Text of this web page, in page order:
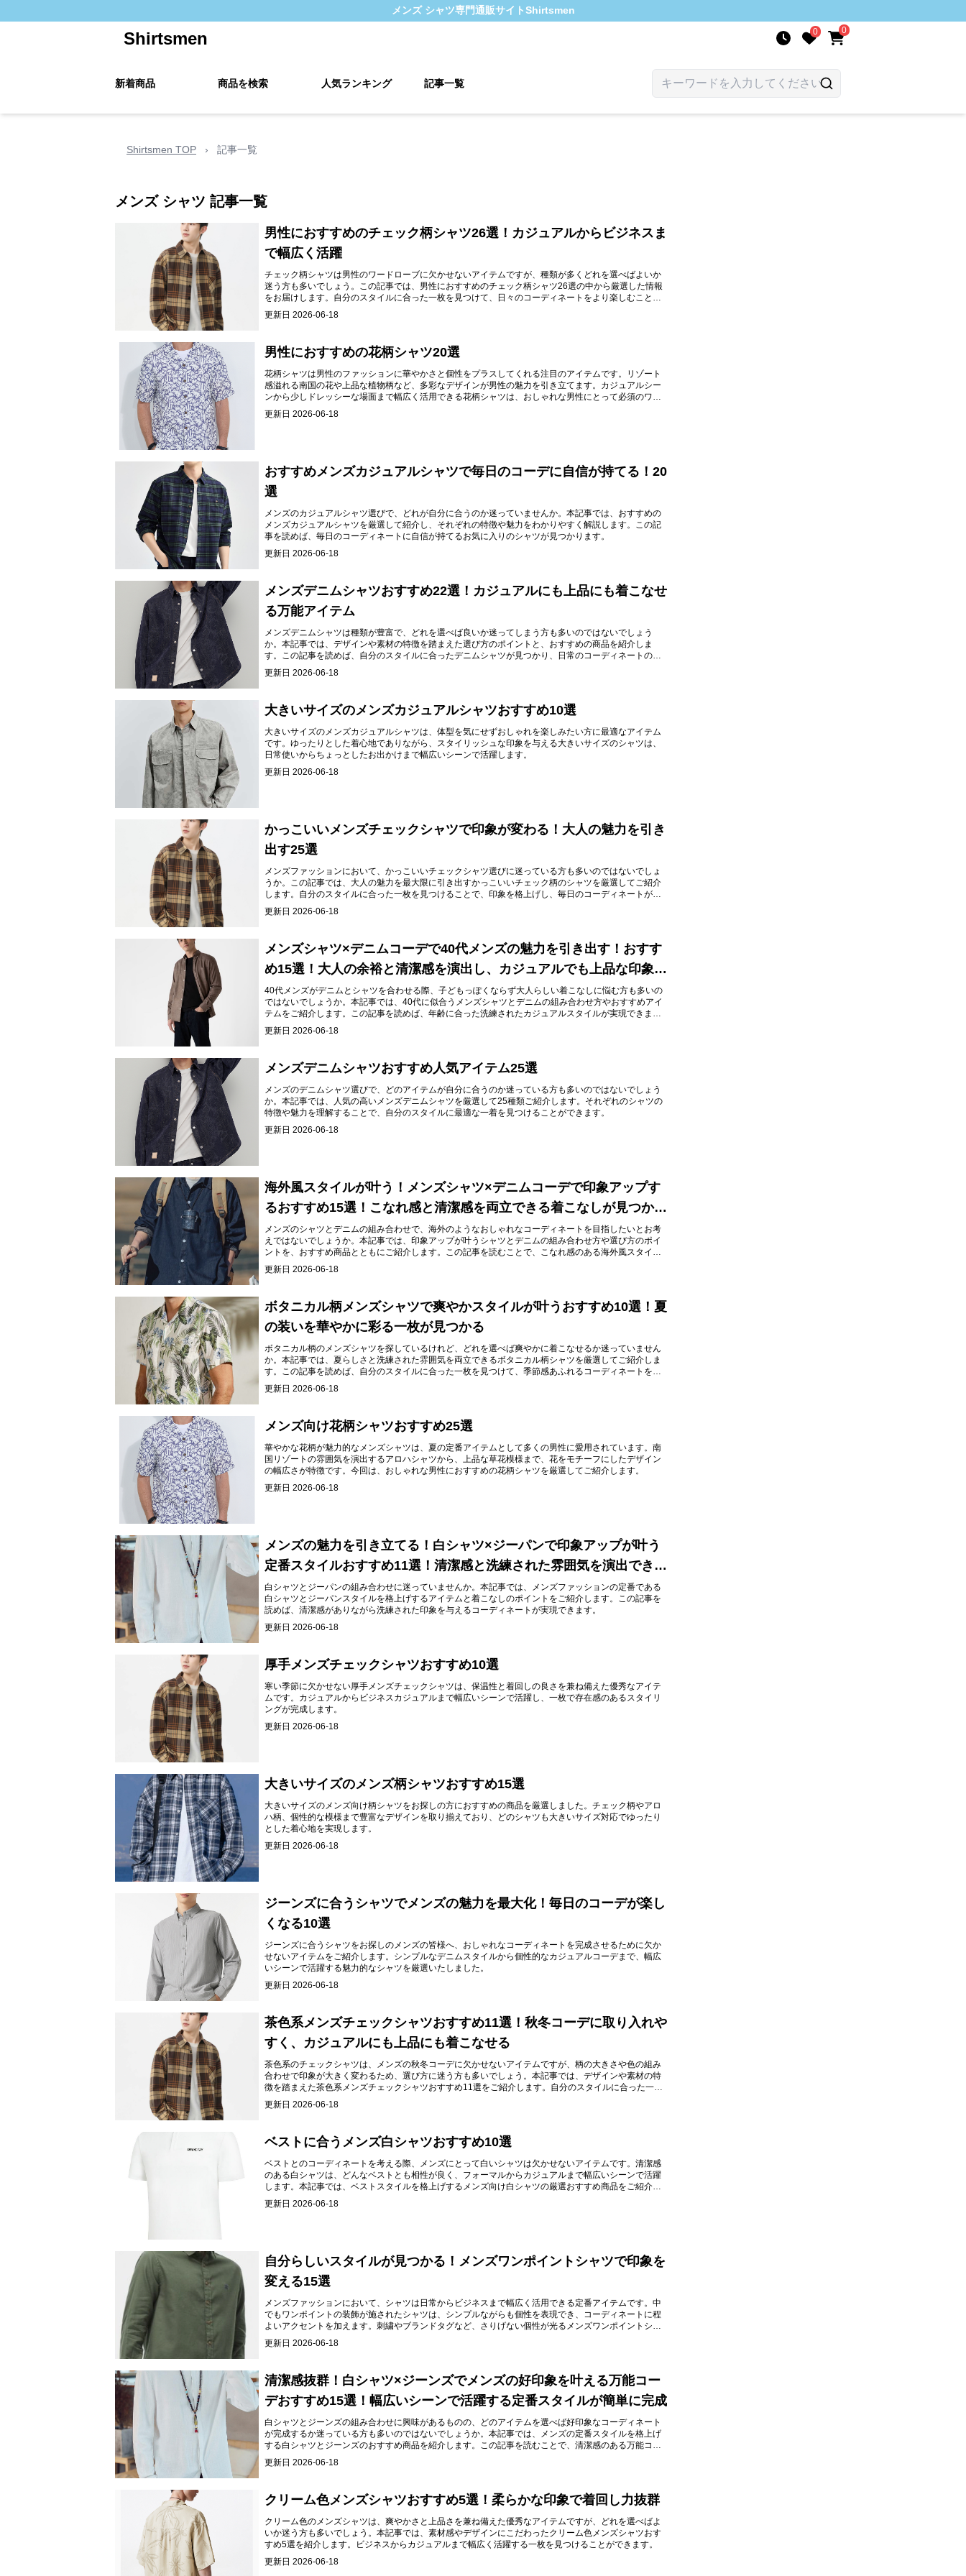
メンズ シャツ専門通販サイトShirtsmen
Shirtsmen 0 0
新着商品 商品を検索 人気ランキング 記事一覧
Shirtsmen TOP › 記事一覧
メンズ シャツ 記事一覧
男性におすすめのチェック柄シャツ26選！カジュアルからビジネスま
で幅広く活躍
チェック柄シャツは男性のワードローブに欠かせないアイテムですが、種類が多くどれを選べばよいか
迷う方も多いでしょう。この記事では、男性におすすめのチェック柄シャツ26選の中から厳選した情報
をお届けします。自分のスタイルに合った一枚を見つけて、日々のコーディネートをより楽しむことが
できます。
更新日 2026-06-18
男性におすすめの花柄シャツ20選
花柄シャツは男性のファッションに華やかさと個性をプラスしてくれる注目のアイテムです。リゾート
感溢れる南国の花や上品な植物柄など、多彩なデザインが男性の魅力を引き立てます。カジュアルシー
ンから少しドレッシーな場面まで幅広く活用できる花柄シャツは、おしゃれな男性にとって必須のワー
ドローブです。
更新日 2026-06-18
おすすめメンズカジュアルシャツで毎日のコーデに自信が持てる！20
選
メンズのカジュアルシャツ選びで、どれが自分に合うのか迷っていませんか。本記事では、おすすめの
メンズカジュアルシャツを厳選して紹介し、それぞれの特徴や魅力をわかりやすく解説します。この記
事を読めば、毎日のコーディネートに自信が持てるお気に入りのシャツが見つかります。
更新日 2026-06-18
メンズデニムシャツおすすめ22選！カジュアルにも上品にも着こなせ
る万能アイテム
メンズデニムシャツは種類が豊富で、どれを選べば良いか迷ってしまう方も多いのではないでしょう
か。本記事では、デザインや素材の特徴を踏まえた選び方のポイントと、おすすめの商品を紹介しま
す。この記事を読めば、自分のスタイルに合ったデニムシャツが見つかり、日常のコーディネートの幅
が広がります。
更新日 2026-06-18
大きいサイズのメンズカジュアルシャツおすすめ10選
大きいサイズのメンズカジュアルシャツは、体型を気にせずおしゃれを楽しみたい方に最適なアイテム
です。ゆったりとした着心地でありながら、スタイリッシュな印象を与える大きいサイズのシャツは、
日常使いからちょっとしたお出かけまで幅広いシーンで活躍します。
更新日 2026-06-18
かっこいいメンズチェックシャツで印象が変わる！大人の魅力を引き
出す25選
メンズファッションにおいて、かっこいいチェックシャツ選びに迷っている方も多いのではないでしょ
うか。この記事では、大人の魅力を最大限に引き出すかっこいいチェック柄のシャツを厳選してご紹介
します。自分のスタイルに合った一枚を見つけることで、印象を格上げし、毎日のコーディネートがよ
り楽しくなります。
更新日 2026-06-18
メンズシャツ×デニムコーデで40代メンズの魅力を引き出す！おすす
め15選！大人の余裕と清潔感を演出し、カジュアルでも上品な印象
に。
40代メンズがデニムとシャツを合わせる際、子どもっぽくならず大人らしい着こなしに悩む方も多いの
ではないでしょうか。本記事では、40代に似合うメンズシャツとデニムの組み合わせ方やおすすめアイ
テムをご紹介します。この記事を読めば、年齢に合った洗練されたカジュアルスタイルが実現できま
す。
更新日 2026-06-18
メンズデニムシャツおすすめ人気アイテム25選
メンズのデニムシャツ選びで、どのアイテムが自分に合うのか迷っている方も多いのではないでしょう
か。本記事では、人気の高いメンズデニムシャツを厳選して25種類ご紹介します。それぞれのシャツの
特徴や魅力を理解することで、自分のスタイルに最適な一着を見つけることができます。
更新日 2026-06-18
海外風スタイルが叶う！メンズシャツ×デニムコーデで印象アップす
るおすすめ15選！こなれ感と清潔感を両立できる着こなしが見つかり
ます。
メンズのシャツとデニムの組み合わせで、海外のようなおしゃれなコーディネートを目指したいとお考
えではないでしょうか。本記事では、印象アップが叶うシャツとデニムの組み合わせ方や選び方のポイ
ントを、おすすめ商品とともにご紹介します。この記事を読むことで、こなれ感のある海外風スタイル
を手軽に取り入れることができます。
更新日 2026-06-18
ボタニカル柄メンズシャツで爽やかスタイルが叶うおすすめ10選！夏
の装いを華やかに彩る一枚が見つかる
ボタニカル柄のメンズシャツを探しているけれど、どれを選べば爽やかに着こなせるか迷っていません
か。本記事では、夏らしさと洗練された雰囲気を両立できるボタニカル柄シャツを厳選してご紹介しま
す。この記事を読めば、自分のスタイルに合った一枚を見つけて、季節感あふれるコーディネートを楽
しむことができます。
更新日 2026-06-18
メンズ向け花柄シャツおすすめ25選
華やかな花柄が魅力的なメンズシャツは、夏の定番アイテムとして多くの男性に愛用されています。南
国リゾートの雰囲気を演出するアロハシャツから、上品な草花模様まで、花をモチーフにしたデザイン
の幅広さが特徴です。今回は、おしゃれな男性におすすめの花柄シャツを厳選してご紹介します。
更新日 2026-06-18
メンズの魅力を引き立てる！白シャツ×ジーパンで印象アップが叶う
定番スタイルおすすめ11選！清潔感と洗練された雰囲気を演出できま
す。
白シャツとジーパンの組み合わせに迷っていませんか。本記事では、メンズファッションの定番である
白シャツとジーパンスタイルを格上げするアイテムと着こなしのポイントをご紹介します。この記事を
読めば、清潔感がありながら洗練された印象を与えるコーディネートが実現できます。
更新日 2026-06-18
厚手メンズチェックシャツおすすめ10選
寒い季節に欠かせない厚手メンズチェックシャツは、保温性と着回しの良さを兼ね備えた優秀なアイテ
ムです。カジュアルからビジネスカジュアルまで幅広いシーンで活躍し、一枚で存在感のあるスタイリ
ングが完成します。
更新日 2026-06-18
大きいサイズのメンズ柄シャツおすすめ15選
大きいサイズのメンズ向け柄シャツをお探しの方におすすめの商品を厳選しました。チェック柄やアロ
ハ柄、個性的な模様まで豊富なデザインを取り揃えており、どのシャツも大きいサイズ対応でゆったり
とした着心地を実現します。
更新日 2026-06-18
ジーンズに合うシャツでメンズの魅力を最大化！毎日のコーデが楽し
くなる10選
ジーンズに合うシャツをお探しのメンズの皆様へ、おしゃれなコーディネートを完成させるために欠か
せないアイテムをご紹介します。シンプルなデニムスタイルから個性的なカジュアルコーデまで、幅広
いシーンで活躍する魅力的なシャツを厳選いたしました。
更新日 2026-06-18
茶色系メンズチェックシャツおすすめ11選！秋冬コーデに取り入れや
すく、カジュアルにも上品にも着こなせる
茶色系のチェックシャツは、メンズの秋冬コーデに欠かせないアイテムですが、柄の大きさや色の組み
合わせで印象が大きく変わるため、選び方に迷う方も多いでしょう。本記事では、デザインや素材の特
徴を踏まえた茶色系メンズチェックシャツおすすめ11選をご紹介します。自分のスタイルに合った一枚
を見つけて、着回しの幅を広げることができます。
更新日 2026-06-18
ベストに合うメンズ白シャツおすすめ10選
ベストとのコーディネートを考える際、メンズにとって白いシャツは欠かせないアイテムです。清潔感
のある白シャツは、どんなベストとも相性が良く、フォーマルからカジュアルまで幅広いシーンで活躍
します。本記事では、ベストスタイルを格上げするメンズ向け白シャツの厳選おすすめ商品をご紹介い
たします。
更新日 2026-06-18
自分らしいスタイルが見つかる！メンズワンポイントシャツで印象を
変える15選
メンズファッションにおいて、シャツは日常からビジネスまで幅広く活用できる定番アイテムです。中
でもワンポイントの装飾が施されたシャツは、シンプルながらも個性を表現でき、コーディネートに程
よいアクセントを加えます。刺繍やブランドタグなど、さりげない個性が光るメンズワンポイントシャ
ツで、あなたらしいスタイルを見つけてみませんか。
更新日 2026-06-18
清潔感抜群！白シャツ×ジーンズでメンズの好印象を叶える万能コー
デおすすめ15選！幅広いシーンで活躍する定番スタイルが簡単に完成
白シャツとジーンズの組み合わせに興味があるものの、どのアイテムを選べば好印象なコーディネート
が完成するか迷っている方も多いのではないでしょうか。本記事では、メンズの定番スタイルを格上げ
する白シャツとジーンズのおすすめ商品を紹介します。この記事を読むことで、清潔感のある万能コー
デを実現するアイテム選びのポイントが分かります。
更新日 2026-06-18
クリーム色メンズシャツおすすめ5選！柔らかな印象で着回し力抜群
クリーム色のメンズシャツは、爽やかさと上品さを兼ね備えた優秀なアイテムですが、どれを選べばよ
いか迷う方も多いでしょう。本記事では、素材感やデザインにこだわったクリーム色メンズシャツおす
すめ5選を紹介します。ビジネスからカジュアルまで幅広く活躍する一枚を見つけることができます。
更新日 2026-06-18